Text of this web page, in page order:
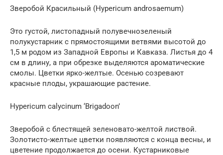
Зверобой Красильный (Hypericum androsaemum)
Это густой, листопадный полувечнозеленый
полукустарник с прямостоящими ветвями высотой до
1,5 м родом из Западной Европы и Кавказа. Листья до 4
см в длину, а при обрезке выделяются ароматические
смолы. Цветки ярко-желтые. Осенью созревают
красные плоды, украшающие растение.
Hypericum calycinum ‘Brigadoon’
Зверобой с блестящей зеленовато-желтой листвой.
Золотисто-желтые цветки появляются с конца весны, и
цветение продолжается до осени. Кустарниковые